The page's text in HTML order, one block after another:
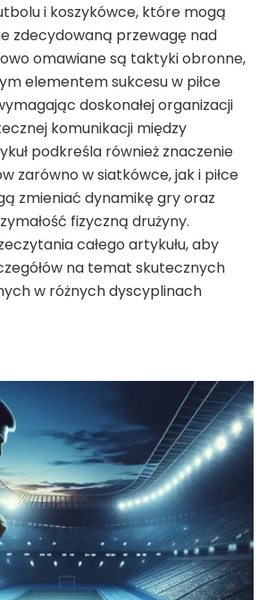
i koszykówce, które mogą
zdecydowaną przewagę nad
omawiane są taktyki obronne,
elementem sukcesu w piłce
doskonałej organizacji
komunikacji między
podkreśla również znaczenie
zarówno w siatkówce, jak i piłce
zmieniać dynamikę gry oraz
fizyczną drużyny.
całego artykułu, aby
na temat skutecznych
w różnych dyscyplinach